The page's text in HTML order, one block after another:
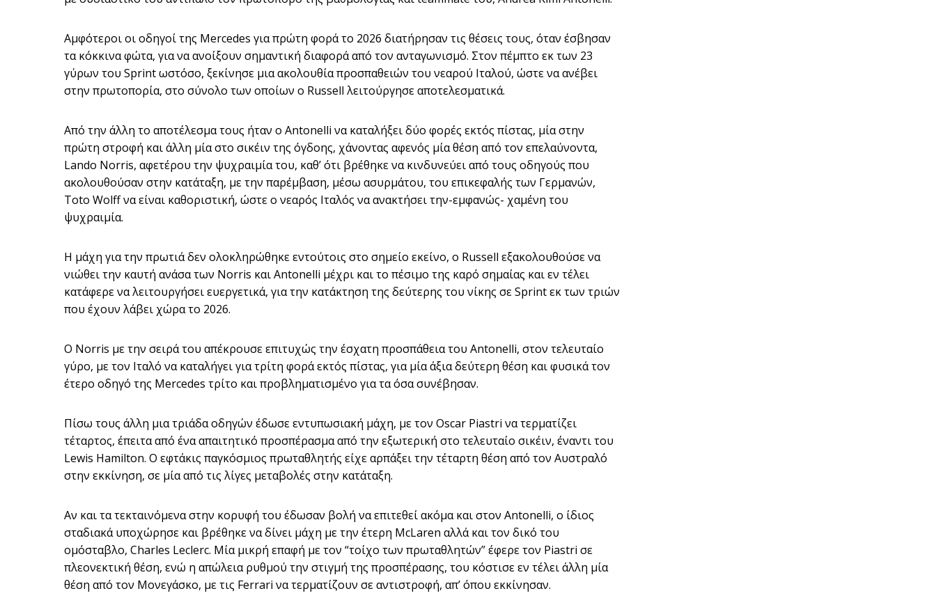
Αμφότεροι οι οδηγοί της Mercedes για πρώτη φορά το 2026 διατήρησαν τις θέσεις τους, όταν έσβησαν
τα κόκκινα φώτα, για να ανοίξουν σημαντική διαφορά από τον ανταγωνισμό. Στον πέμπτο εκ των 23
γύρων του Sprint ωστόσο, ξεκίνησε μια ακολουθία προσπαθειών του νεαρού Ιταλού, ώστε να ανέβει
στην πρωτοπορία, στο σύνολο των οποίων ο Russell λειτούργησε αποτελεσματικά.
Από την άλλη το αποτέλεσμα τους ήταν ο Antonelli να καταλήξει δύο φορές εκτός πίστας, μία στην
πρώτη στροφή και άλλη μία στο σικέιν της όγδοης, χάνοντας αφενός μία θέση από τον επελαύνοντα,
Lando Norris, αφετέρου την ψυχραιμία του, καθ’ ότι βρέθηκε να κινδυνεύει από τους οδηγούς που
ακολουθούσαν στην κατάταξη, με την παρέμβαση, μέσω ασυρμάτου, του επικεφαλής των Γερμανών,
Toto Wolff να είναι καθοριστική, ώστε ο νεαρός Ιταλός να ανακτήσει την-εμφανώς- χαμένη του
ψυχραιμία.
Η μάχη για την πρωτιά δεν ολοκληρώθηκε εντούτοις στο σημείο εκείνο, ο Russell εξακολουθούσε να
νιώθει την καυτή ανάσα των Norris και Antonelli μέχρι και το πέσιμο της καρό σημαίας και εν τέλει
κατάφερε να λειτουργήσει ευεργετικά, για την κατάκτηση της δεύτερης του νίκης σε Sprint εκ των τριών
που έχουν λάβει χώρα το 2026.
Ο Norris με την σειρά του απέκρουσε επιτυχώς την έσχατη προσπάθεια του Antonelli, στον τελευταίο
γύρο, με τον Ιταλό να καταλήγει για τρίτη φορά εκτός πίστας, για μία άξια δεύτερη θέση και φυσικά τον
έτερο οδηγό της Mercedes τρίτο και προβληματισμένο για τα όσα συνέβησαν.
Πίσω τους άλλη μια τριάδα οδηγών έδωσε εντυπωσιακή μάχη, με τον Oscar Piastri να τερματίζει
τέταρτος, έπειτα από ένα απαιτητικό προσπέρασμα από την εξωτερική στο τελευταίο σικέιν, έναντι του
Lewis Hamilton. Ο εφτάκις παγκόσμιος πρωταθλητής είχε αρπάξει την τέταρτη θέση από τον Αυστραλό
στην εκκίνηση, σε μία από τις λίγες μεταβολές στην κατάταξη.
Αν και τα τεκταινόμενα στην κορυφή του έδωσαν βολή να επιτεθεί ακόμα και στον Antonelli, ο ίδιος
σταδιακά υποχώρησε και βρέθηκε να δίνει μάχη με την έτερη McLaren αλλά και τον δικό του
ομόσταβλο, Charles Leclerc. Μία μικρή επαφή με τον “τοίχο των πρωταθλητών” έφερε τον Piastri σε
πλεονεκτική θέση, ενώ η απώλεια ρυθμού την στιγμή της προσπέρασης, του κόστισε εν τέλει άλλη μία
θέση από τον Μονεγάσκο, με τις Ferrari να τερματίζουν σε αντιστροφή, απ’ όπου εκκίνησαν.